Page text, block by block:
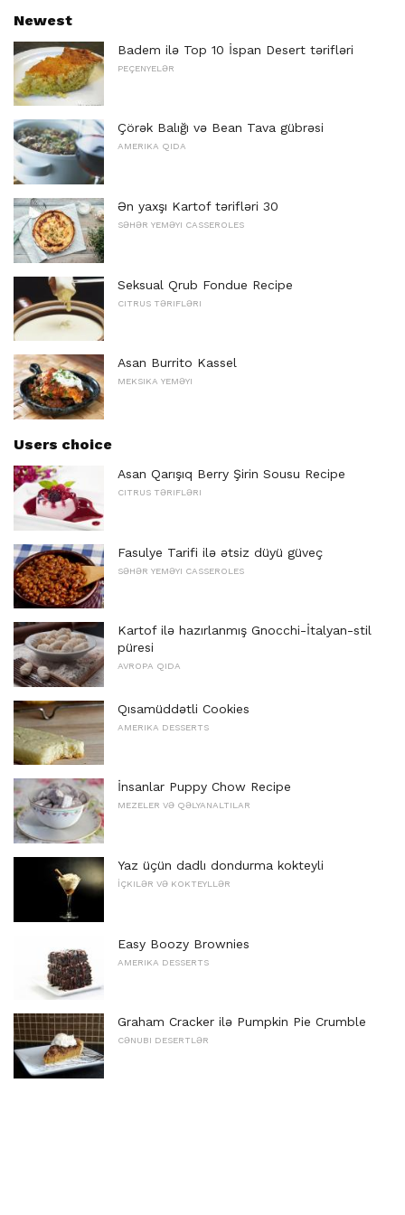
Newest
Badem ilə Top 10 İspan Desert tərifləri
PEÇENYELƏR
Çörək Balığı və Bean Tava gübrəsi
AMERIKA QIDA
Ən yaxşı Kartof tərifləri 30
SƏHƏR YEMƏYI CASSEROLES
Seksual Qrub Fondue Recipe
CITRUS TƏRIFLƏRI
Asan Burrito Kassel
MEKSIKA YEMƏYI
Users choice
Asan Qarışıq Berry Şirin Sousu Recipe
CITRUS TƏRIFLƏRI
Fasulye Tarifi ilə ətsiz düyü güveç
SƏHƏR YEMƏYI CASSEROLES
Kartof ilə hazırlanmış Gnocchi-İtalyan-stil
püresi
AVROPA QIDA
Qısamüddətli Cookies
AMERIKA DESSERTS
İnsanlar Puppy Chow Recipe
MEZELER VƏ QƏLYANALTILAR
Yaz üçün dadlı dondurma kokteyli
İÇKILƏR VƏ KOKTEYLLƏR
Easy Boozy Brownies
AMERIKA DESSERTS
Graham Cracker ilə Pumpkin Pie Crumble
CƏNUBI DESERTLƏR